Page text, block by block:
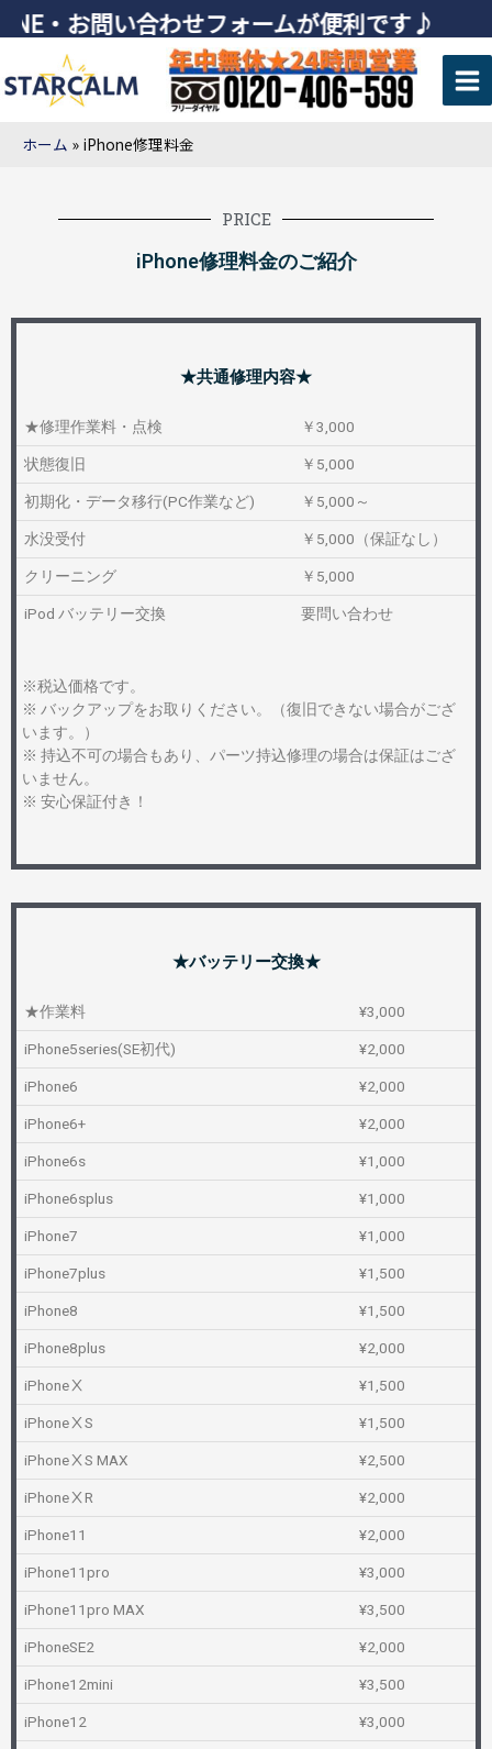
問い合わせフォームが便利です♪
ホーム iPhone修理料金
PRICE
iPhone修理料金のご紹介
★共通修理内容★
★修理作業料・点検 ￥3,000
状態復旧 ￥5,000
初期化・データ移行(PC作業など) ￥5,000～
水没受付 ￥5,000（保証なし）
クリーニング ￥5,000
iPod バッテリー交換 要問い合わせ
※税込価格です。
※ バックアップをお取りください。（復旧できない場合がござ
います。）
※ 持込不可の場合もあり、パーツ持込修理の場合は保証はござ
いません。
※ 安心保証付き！
★バッテリー交換★
★作業料 ¥3,000
iPhone5series(SE初代) ¥2,000
iPhone6 ¥2,000
iPhone6+ ¥2,000
iPhone6s ¥1,000
iPhone6splus ¥1,000
iPhone7 ¥1,000
iPhone7plus ¥1,500
iPhone8 ¥1,500
iPhone8plus ¥2,000
iPhoneⅩ ¥1,500
iPhoneⅩS ¥1,500
iPhoneⅩS MAX ¥2,500
iPhoneⅩR ¥2,000
iPhone11 ¥2,000
iPhone11pro ¥3,000
iPhone11pro MAX ¥3,500
iPhoneSE2 ¥2,000
iPhone12mini ¥3,500
iPhone12 ¥3,000